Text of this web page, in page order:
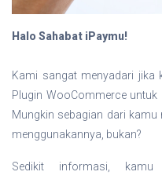
Halo Sahabat iPaymu!
Kami sangat menyadari jika
Plugin WooCommerce untuk
Mungkin sebagian dari
menggunakannya, bukan?
Sedikit informasi,